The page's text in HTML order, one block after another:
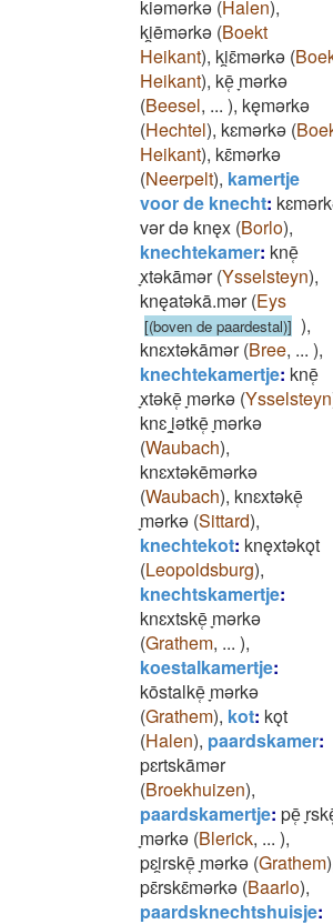
kiǝmǝrkǝ (Halen),
ki̯ēmǝrkǝ (Boekt
Heikant), ki̯ɛ̄mǝrkǝ (
Heikant), kē̜ ̞mǝrkǝ
(Beesel, ... ), kęmǝrkǝ
(Hechtel), kɛmǝrkǝ (
Heikant), kɛ̄mǝrkǝ
(Neerpelt), kamertje
voor de knecht:
vǝr dǝ knęx (Borlo),
knechtekamer: knē̜
̞xtǝkāmǝr(Ysselsteyn),
knęatǝkā.mǝr(Eys
[(boven de paardestal)] ),
knɛxtǝkāmǝr(Bree, ... ),
knechtekamertje: knē̜
̞xtǝkē̜ ̞mǝrkǝ (Ysselsteyn
knɛ ̝i̯ǝtkē̜ ̞mǝrkǝ
(Waubach),
knɛxtǝkēmǝrkǝ
(Waubach), knɛxtǝkē̜
̞mǝrkǝ (Sittard),
knechtekot: knęxtǝkǫt
(Leopoldsburg),
knechtskamertje:
knɛxtskē̜ ̞mǝrkǝ
(Grathem, ... ),
koestalkamertje:
kōstalkē̜ ̞mǝrkǝ
(Grathem), kot: kǫt
(Halen), paardskamer:
pɛrtskāmǝr
(Broekhuizen),
paardskamertje: pē̜
̞mǝrkǝ (Blerick, ... ),
pɛi̯rskē̜ ̞mǝrkǝ (Grathem)
pɛ̄rskɛ̄mǝrkǝ (Baarlo),
paardsknechtshuisje: